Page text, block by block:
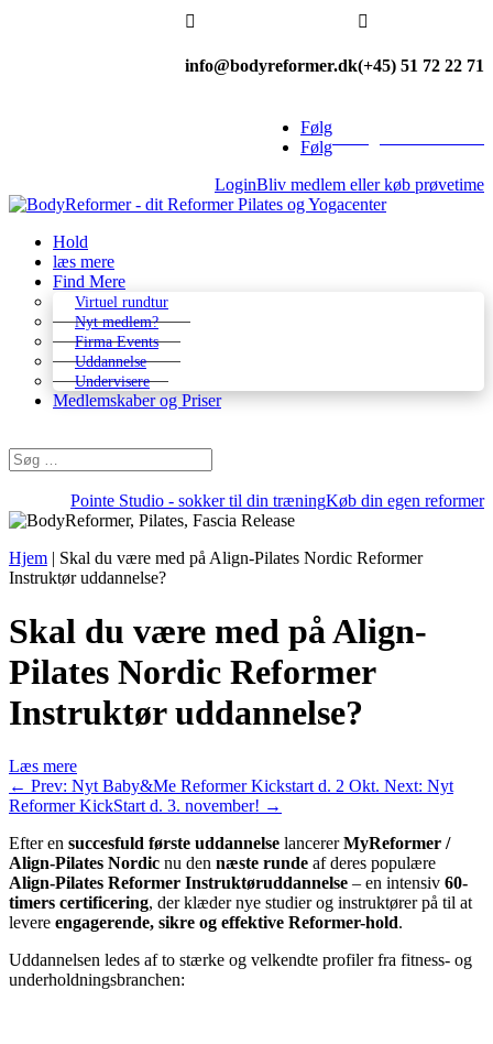

info@bodyreformer.dk

(+45) 51 72 22 71
Følg
Følg
LoginBliv medlem eller køb prøvetime
Hold
læs mere
Find Mere
Virtuel rundtur
Nyt medlem?
Firma Events
Uddannelse
Undervisere
Medlemskaber og Priser
Pointe Studio - sokker til din træningKøb din egen reformer
Hjem | Skal du være med på Align-Pilates Nordic Reformer
Instruktør uddannelse?
Skal du være med på Align-
Pilates Nordic Reformer
Instruktør uddannelse?
Læs mere
← Prev: Nyt Baby&Me Reformer Kickstart d. 2 Okt. Next: Nyt
Reformer KickStart d. 3. november! →
Efter en succesfuld første uddannelse lancererMyReformer /
Align-Pilates Nordic nu den næste runde af deres populære
Align-Pilates Reformer Instruktøruddannelse – en intensiv 60-
timers certificering, der klæder nye studier og instruktører på til at
levere engagerende, sikre og effektive Reformer-hold.
Uddannelsen ledes af to stærke og velkendte profiler fra fitness- og
underholdningsbranchen: